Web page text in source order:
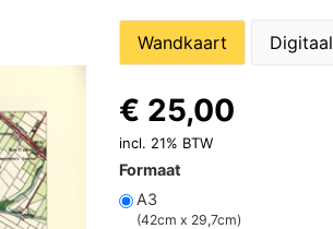
Wandkaart Digitaal
Formaat
A3
(42cm x 29,7cm)
€ 25,00
incl. 21% BTW